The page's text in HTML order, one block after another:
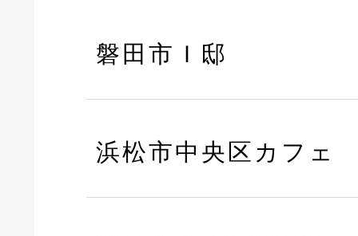
磐田市Ｉ邸
浜松市中央区カフェ